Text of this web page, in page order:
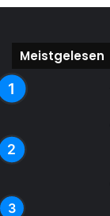
Meistgelesen